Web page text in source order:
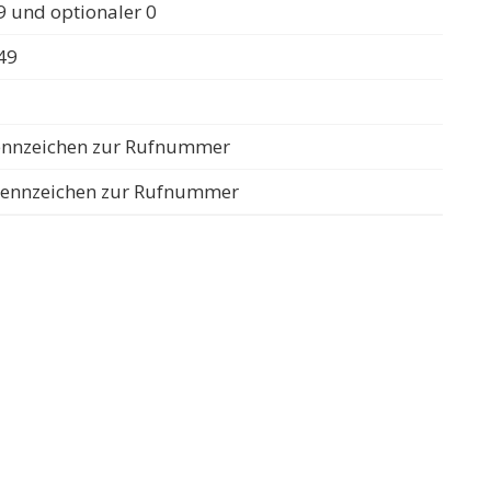
und optionaler 0
zur Rufnummer
zur Rufnummer